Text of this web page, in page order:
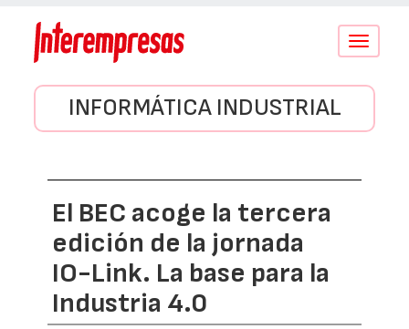
Conmutar
INFORMÁTICA INDUSTRIAL
El BEC acoge la tercera
edición de la jornada
IO-Link. La base para la
Industria 4.0